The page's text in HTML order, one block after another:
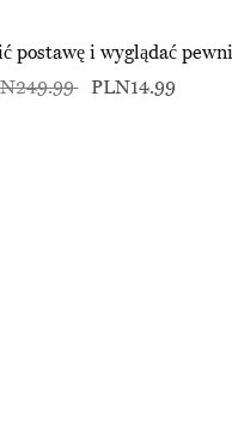
postawę i wyglądać
PLN14.99